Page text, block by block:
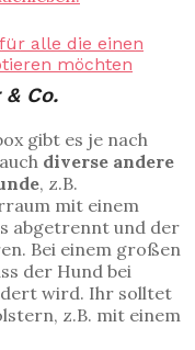
Co.
gibt es je nach
diverse andere
, z.B.
mit einem
abgetrennt und der
Bei einem großen
der Hund bei
wird. Ihr solltet
z.B. mit einem